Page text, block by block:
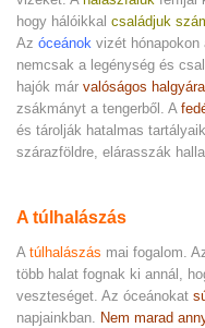
hogy hálóikkal családjuk
Az óceánok vizét hónapokon
nemcsak a legénység és
hajók már valóságos
zsákmányt a tengerből. A
és tárolják hatalmas
szárazföldre, elárasszák
A túlhalászás
A túlhalászás mai fogalom.
több halat fognak ki annál,
veszteséget. Az óceánokat
napjainkban. Nem marad